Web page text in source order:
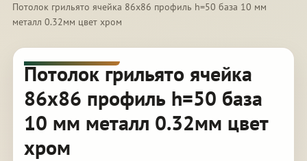
Потолок грильято ячейка 86х86 профиль h=50 база 10 мм
металл 0.32мм цвет хром
Потолок грильято ячейка
86х86 профиль h=50 база
10 мм металл 0.32мм цвет
хром